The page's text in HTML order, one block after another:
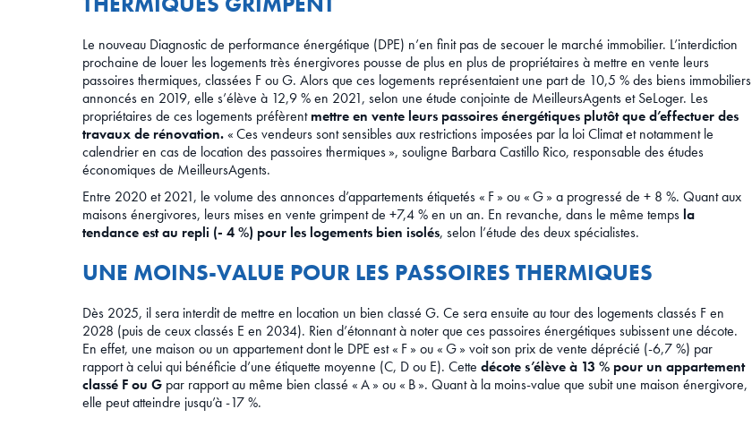
Le nouveau Diagnostic de performance énergétique (DPE) n’en finit pas de secouer le marché immobilier. L’interdiction
prochaine de louer les logements très énergivores pousse de plus en plus de propriétaires à mettre en vente leurs
passoires thermiques, classées F ou G. Alors que ces logements représentaient une part de 10,5 % des biens immobiliers
annoncés en 2019, elle s’élève à 12,9 % en 2021, selon une étude conjointe de MeilleursAgents et SeLoger. Les
propriétaires de ces logements préfèrentmettre en vente leurs passoires énergétiques plutôt que d’effectuer des
travaux de rénovation.« Ces vendeurs sont sensibles aux restrictions imposées par la loi Climat et notamment le
calendrier en cas de location des passoires thermiques », souligne Barbara Castillo Rico, responsable des études
économiques de MeilleursAgents.
Entre 2020 et 2021, le volume des annonces d’appartements étiquetés « F » ou « G » a progressé de + 8 %. Quant aux
maisons énergivores, leurs mises en vente grimpent de +7,4 % en un an. En revanche, dans le même temps la
tendance est au repli (- 4 %) pour les logements bien isolés, selon l’étude des deux spécialistes.
UNE MOINS-VALUE POUR LES PASSOIRES THERMIQUES
Dès 2025, il sera interdit de mettre en location un bien classé G. Ce sera ensuite au tour des logements classés F en
2028 (puis de ceux classés E en 2034). Rien d’étonnant à noter que ces passoires énergétiques subissent une décote.
En effet, une maison ou un appartement dont le DPE est « F » ou « G » voit son prix de vente déprécié (-6,7 %) par
rapport à celui qui bénéficie d’une étiquette moyenne (C, D ou E). Cette décote s’élève à 13 % pour un appartement
classé F ou G par rapport au même bien classé « A » ou « B ». Quant à la moins-value que subit une maison énergivore,
elle peut atteindre jusqu’à -17 %.